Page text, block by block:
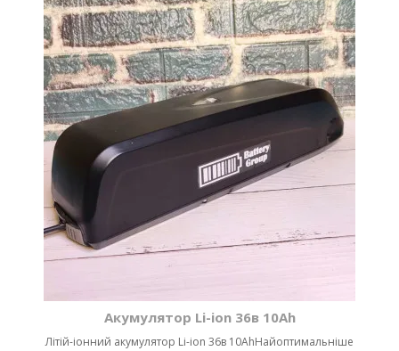
Акумулятор Li-ion 36в 10Ah
Літій-іонний акумулятор Li-ion 36в 10AhНайоптимальніше